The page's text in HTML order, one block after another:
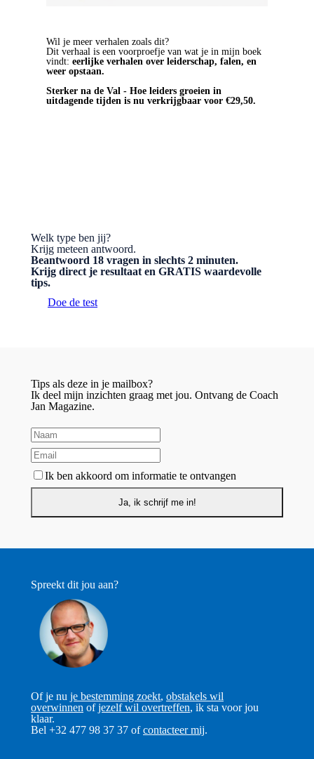
Wil je meer verhalen zoals dit?
Dit verhaal is een voorproefje van wat je in mijn boek
vindt: eerlijke verhalen over leiderschap, falen, en
weer opstaan.
Sterker na de Val - Hoe leiders groeien in
uitdagende tijden is nu verkrijgbaar voor €29,50.
Welk type ben jij?
Krijg meteen antwoord.
Beantwoord 18 vragen in slechts 2 minuten.
Krijg direct je resultaat en GRATIS waardevolle
tips.
Doe de test
Tips als deze in je mailbox?
Ik deel mijn inzichten graag met jou. Ontvang de Coach
Jan Magazine.
Ik ben akkoord om informatie te ontvangen
Spreekt dit jou aan?
Of je nu je bestemming zoekt, obstakels wil
overwinnen ofjezelf wil overtreffen, ik sta voor jou
klaar.
Bel +32 477 98 37 37 ofcontacteer mij.